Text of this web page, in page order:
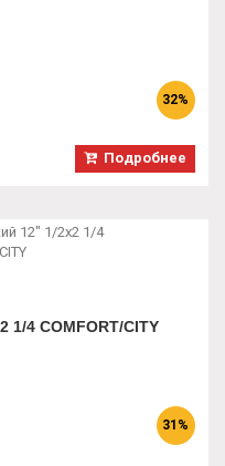
32%
Подробнее
1/4 COMFORT/CITY
31%